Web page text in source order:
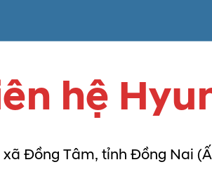
hệ
xã Đồng Tâm, tỉnh Đồng Nai